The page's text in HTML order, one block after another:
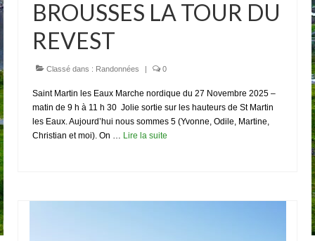
BROUSSES LA TOUR DU
REVEST
Classé dans : Randonnées | 0
Saint Martin les Eaux Marche nordique du 27 Novembre 2025 –
matin de 9 h à 11 h 30 Jolie sortie sur les hauteurs de St Martin
les Eaux. Aujourd’hui nous sommes 5 (Yvonne, Odile, Martine,
Christian et moi). On … Lire la suite­­